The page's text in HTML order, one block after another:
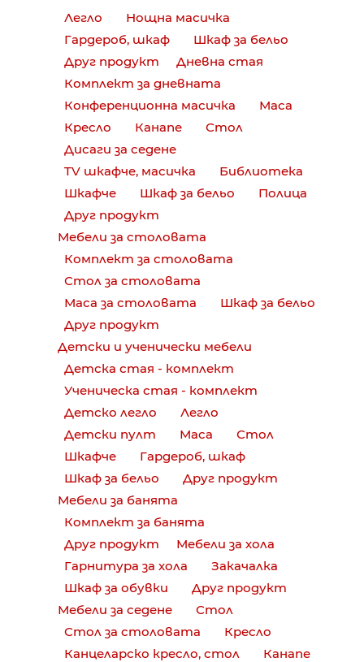
Легло
Нощна масичка
Гардероб, шкаф
Шкаф за бельо
Друг продукт
Дневна стая
Комплект за дневната
Конференционна масичка
Маса
Кресло
Канапе
Стол
Дисаги за седене
TV шкафче, масичка
Библиотека
Шкафче
Шкаф за бельо
Полица
Друг продукт
Мебели за столовата
Комплект за столовата
Стол за столовата
Маса за столовата
Шкаф за бельо
Друг продукт
Детски и ученически мебели
Детска стая - комплект
Ученическа стая - комплект
Детско легло
Легло
Детски пулт
Маса
Стол
Шкафче
Гардероб, шкаф
Шкаф за бельо
Друг продукт
Мебели за банята
Комплект за банята
Друг продукт
Мебели за хола
Гарнитура за хола
Закачалка
Шкаф за обувки
Друг продукт
Мебели за седене
Стол
Стол за столовата
Кресло
Канцеларско кресло, стол
Канапе